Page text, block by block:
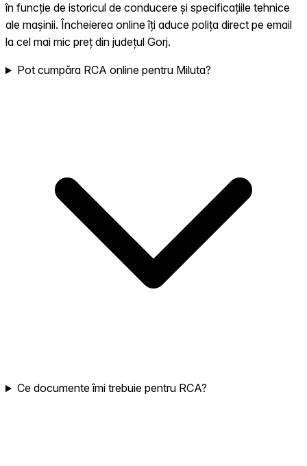
în funcție de istoricul de conducere și specificațiile tehnice
ale mașinii. Încheierea online îți aduce polița direct pe email
la cel mai mic preț din județul Gorj.
Pot cumpăra RCA online pentru Miluta?
Ce documente îmi trebuie pentru RCA?